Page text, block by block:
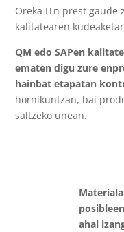
Oreka ITn prest
kalitatearen
QM edo SAPen
ematen digu zure
hainbat etapatan
hornikuntzan, bai
saltzeko unean.
ahal